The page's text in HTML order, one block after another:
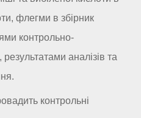
флегми в збірник
контрольно-
аналізів та
контрольні